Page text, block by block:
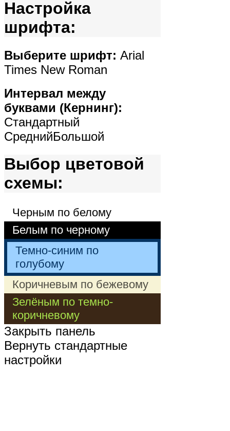
Настройка
шрифта:
Выберите шрифт: Arial
Times New Roman
Интервал между
буквами (Кернинг):
Стандартный
СреднийБольшой
Выбор цветовой
схемы:
Черным по белому
Белым по черному
Темно-синим по
голубому
Коричневым по бежевому
Зелёным по темно-
коричневому
Закрыть панель
Вернуть стандартные
настройки